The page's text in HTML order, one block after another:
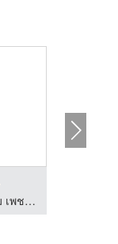
กล้องวงจรปิด โปรซีเคียว พรีเมี่ยม เพชรบูรณ์